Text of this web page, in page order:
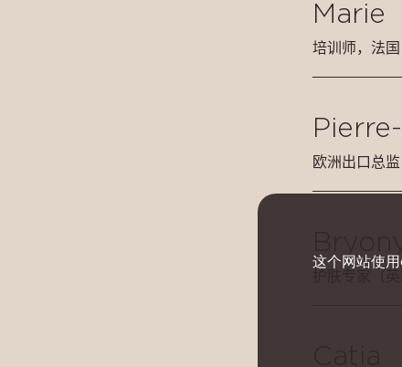
Marie
培训师，法国
欧洲出口总监
这个网站使